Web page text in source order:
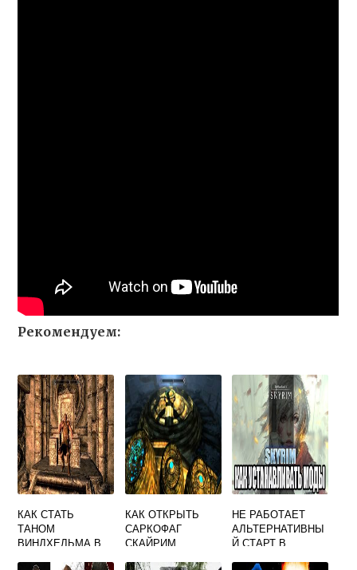
Рекомендуем:
КАК СТАТЬ
ТАНОМ
ВИНДХЕЛЬМА В
КАК ОТКРЫТЬ
САРКОФАГ
СКАЙРИМ
НЕ РАБОТАЕТ
АЛЬТЕРНАТИВНЫ
Й СТАРТ В